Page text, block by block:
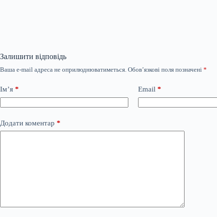
Залишити відповідь
Ваша e-mail адреса не оприлюднюватиметься. Обов’язкові поля позначені *
Ім’я * Email *
Додати коментар *